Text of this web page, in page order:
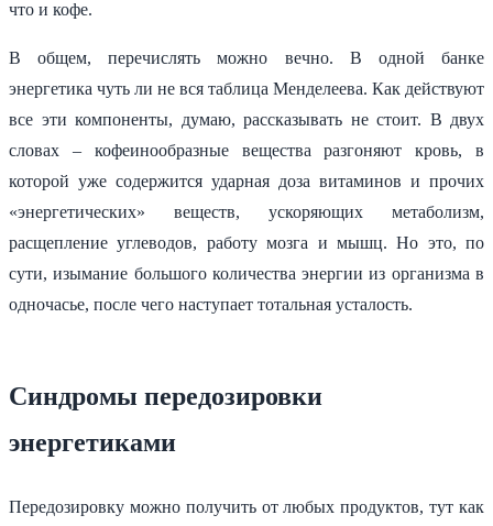
что и кофе.
В общем, перечислять можно вечно. В одной банке
энергетика чуть ли не вся таблица Менделеева. Как действуют
все эти компоненты, думаю, рассказывать не стоит. В двух
словах – кофеинообразные вещества разгоняют кровь, в
которой уже содержится ударная доза витаминов и прочих
«энергетических» веществ, ускоряющих метаболизм,
расщепление углеводов, работу мозга и мышц. Но это, по
сути, изымание большого количества энергии из организма в
одночасье, после чего наступает тотальная усталость.
Синдромы передозировки
энергетиками
Передозировку можно получить от любых продуктов, тут как